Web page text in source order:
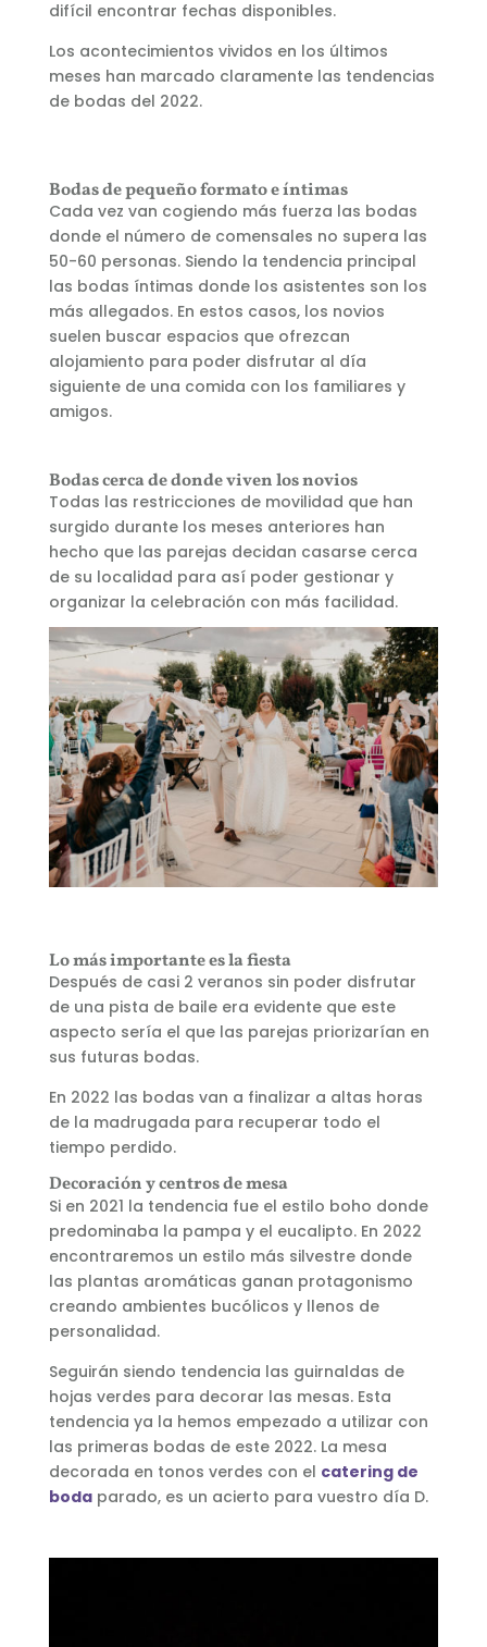
difícil encontrar fechas disponibles.
Los acontecimientos vividos en los últimos
meses han marcado claramente las tendencias
de bodas del 2022.
Bodas de pequeño formato e íntimas
Cada vez van cogiendo más fuerza las bodas
donde el número de comensales no supera las
50-60 personas. Siendo la tendencia principal
las bodas íntimas donde los asistentes son los
más allegados. En estos casos, los novios
suelen buscar espacios que ofrezcan
alojamiento para poder disfrutar al día
siguiente de una comida con los familiares y
amigos.
Bodas cerca de donde viven los novios
Todas las restricciones de movilidad que han
surgido durante los meses anteriores han
hecho que las parejas decidan casarse cerca
de su localidad para así poder gestionar y
organizar la celebración con más facilidad.
Lo más importante es la fiesta
Después de casi 2 veranos sin poder disfrutar
de una pista de baile era evidente que este
aspecto sería el que las parejas priorizarían en
sus futuras bodas.
En 2022 las bodas van a finalizar a altas horas
de la madrugada para recuperar todo el
tiempo perdido.
Decoración y centros de mesa
Si en 2021 la tendencia fue el estilo boho donde
predominaba la pampa y el eucalipto. En 2022
encontraremos un estilo más silvestre donde
las plantas aromáticas ganan protagonismo
creando ambientes bucólicos y llenos de
personalidad.
Seguirán siendo tendencia las guirnaldas de
hojas verdes para decorar las mesas. Esta
tendencia ya la hemos empezado a utilizar con
las primeras bodas de este 2022. La mesa
decorada en tonos verdes con el catering de
bodaparado, es un acierto para vuestro día D.